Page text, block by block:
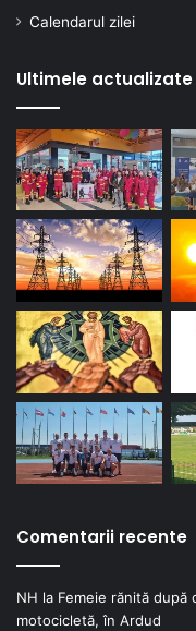
Calendarul zilei
Ultimele actualizate
Comentarii recente
NH la Femeie rănită după
motocicletă, în Ardud